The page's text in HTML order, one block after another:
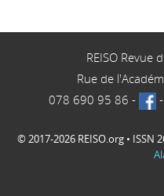
REISO Revue
Rue de
078 690 95 86 - -
© 2017-2026 REISO.org • ISSN